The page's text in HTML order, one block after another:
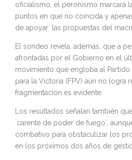
oficialismo, el peronismo marcará
puntos en que no coincida y
de apoyar` las propuestas del
El sondeo revela, además, que a
afrontadas por el Gobierno en el
movimiento que engloba al Partido
para la Victoria (FPV) aún no logra
fragmentación es evidente.
Los resultados señalan también
`carente de poder de fuego`,
combativo para obstaculizar los
en los próximos dos años de